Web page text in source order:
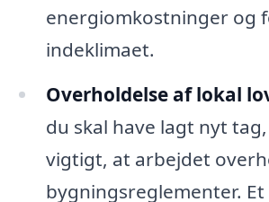
energiomkostninger og
indeklimaet.
Overholdelse af lokal
du skal have lagt nyt
vigtigt, at arbejdet
bygningsreglementer.